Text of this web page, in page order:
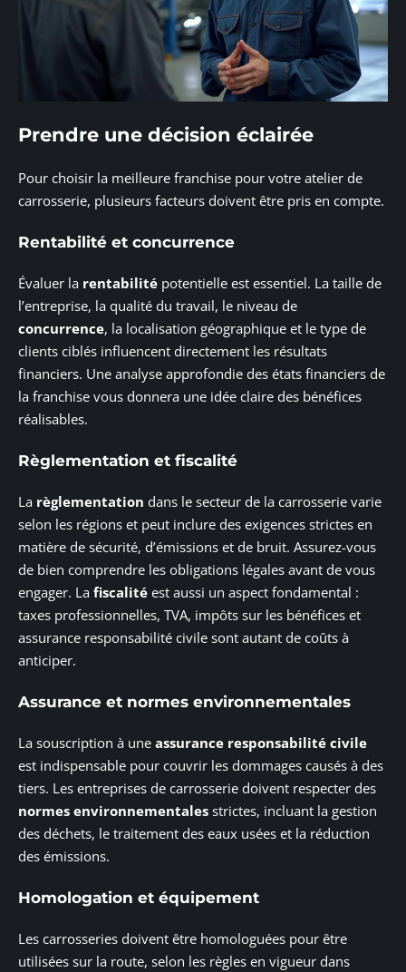
Prendre une décision éclairée
Pour choisir la meilleure franchise pour votre atelier de
carrosserie, plusieurs facteurs doivent être pris en compte.
Rentabilité et concurrence
Évaluer la rentabilité potentielle est essentiel. La taille de
l’entreprise, la qualité du travail, le niveau de
concurrence, la localisation géographique et le type de
clients ciblés influencent directement les résultats
financiers. Une analyse approfondie des états financiers de
la franchise vous donnera une idée claire des bénéfices
réalisables.
Règlementation et fiscalité
La règlementation dans le secteur de la carrosserie varie
selon les régions et peut inclure des exigences strictes en
matière de sécurité, d’émissions et de bruit. Assurez-vous
de bien comprendre les obligations légales avant de vous
engager. La fiscalité est aussi un aspect fondamental :
taxes professionnelles, TVA, impôts sur les bénéfices et
assurance responsabilité civile sont autant de coûts à
anticiper.
Assurance et normes environnementales
La souscription à une assurance responsabilité civile
est indispensable pour couvrir les dommages causés à des
tiers. Les entreprises de carrosserie doivent respecter des
normes environnementales strictes, incluant la gestion
des déchets, le traitement des eaux usées et la réduction
des émissions.
Homologation et équipement
Les carrosseries doivent être homologuées pour être
utilisées sur la route, selon les règles en vigueur dans